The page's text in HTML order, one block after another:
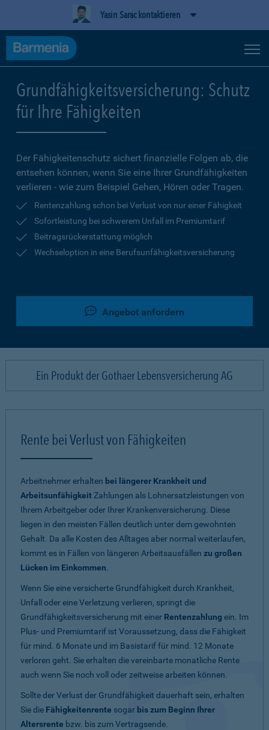
Yasin Sarac kontaktieren
Grundfähigkeitsversicherung: Schutz
für Ihre Fähigkeiten
Der Fähigkeitenschutz sichert finanzielle Folgen ab, die
entsehen können, wenn Sie eine Ihrer Grundfähigkeiten
verlieren - wie zum Beispiel Gehen, Hören oder Tragen.
Rentenzahlung schon bei Verlust von nur einer Fähigkeit
Sofortleistung bei schwerem Unfall im Premiumtarif
Beitragsrückerstattung möglich
Wechseloption in eine Berufsunfähigkeitsversicherung
Angebot anfordern
Ein Produkt der Gothaer Lebensversicherung AG
Rente bei Verlust von Fähigkeiten
Arbeitnehmer erhalten bei längerer Krankheit und
ArbeitsunfähigkeitZahlungen als Lohnersatzleistungen von
Ihrem Arbeitgeber oder Ihrer Krankenversicherung. Diese
liegen in den meisten Fällen deutlich unter dem gewohnten
Gehalt. Da alle Kosten des Alltages aber normal weiterlaufen,
kommt es in Fällen von längeren Arbeitsausfällen zu großen
Lücken im Einkommen.
Wenn Sie eine versicherte Grundfähigkeit durch Krankheit,
Unfall oder eine Verletzung verlieren, springt die
Grundfähigkeitsversicherung mit einer Rentenzahlung ein. Im
Plus- und Premiumtarif ist Voraussetzung, dass die Fähigkeit
für mind. 6 Monate und im Basistarif für mind. 12 Monate
verloren geht. Sie erhalten die vereinbarte monatliche Rente
auch wenn Sie noch voll oder zeitweise arbeiten können.
Sollte der Verlust der Grundfähigkeit dauerhaft sein, erhalten
Sie die Fähigkeitenrente sogar bis zum Beginn Ihrer
Altersrente bzw. bis zum Vertragsende.